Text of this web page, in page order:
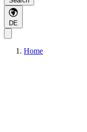
DE
Home